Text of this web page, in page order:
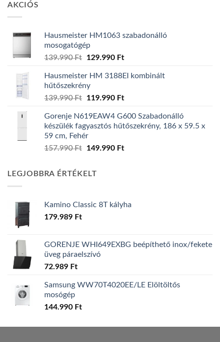
AKCIÓS
Hausmeister HM1063 szabadonálló
mosogatógép
139.990Ft
Original
was:
139.990 Ft.
129.990 FtCurrent
is:
Hausmeister HM 3188EI kombinált
hűtőszekrény
139.990Ft
Original
was:
139.990 Ft.
119.990 FtCurrent
is:
119.990 Ft.
Gorenje N619EAW4 G600 Szabadonálló
készülék fagyasztós hűtőszekrény, 186 x 59.5 x
59 cm, Fehér
157.990Ft
Original
157.990 Ft.
149.990 FtCurrent
LEGJOBBRA ÉRTÉKELT
Kamino Classic 8T kályha
179.989 Ft
GORENJE WHI649EXBG beépíthető inox/fekete
üveg páraelszívó
72.989 Ft
Samsung WW70T4020EE/LE Elöltöltős
mosógép
144.990 Ft